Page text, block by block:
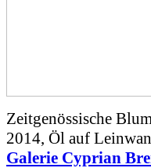
Zeitgenössische
2014, Öl auf
Galerie Cyprian